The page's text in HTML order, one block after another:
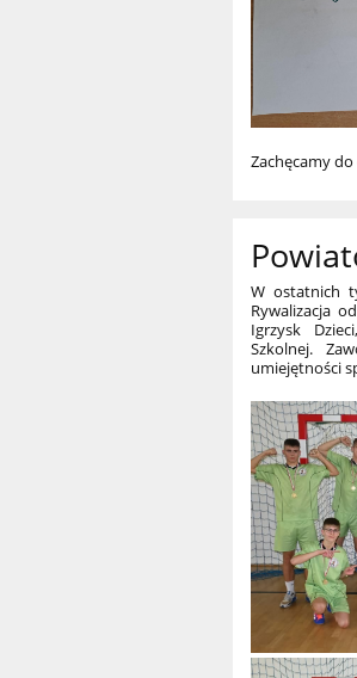
Zachęcamy
W ostatnich
Rywalizacja
Igrzysk
Szkolnej.
umiejętności